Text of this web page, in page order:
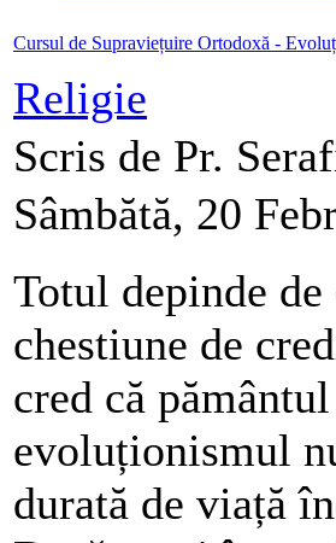
Cursul de Supraviețuire Ortodoxă -
Religie
Scris de Pr.
Sâmbătă, 20
Totul depinde
chestiune de
cred că
evoluționismul
durată de viață